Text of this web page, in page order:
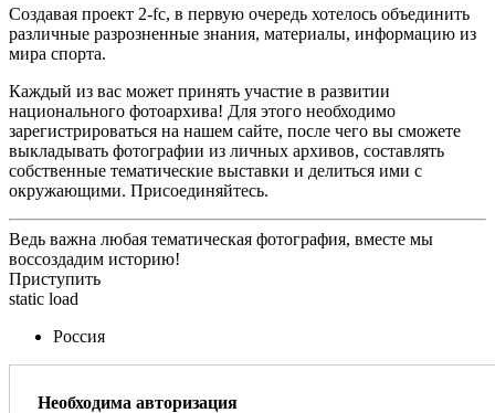
Создавая проект 2-fc, в первую очередь хотелось объединить
различные разрозненные знания, материалы, информацию из
мира спорта.
Каждый из вас может принять участие в развитии
национального фотоархива! Для этого необходимо
зарегистрироваться на нашем сайте, после чего вы сможете
выкладывать фотографии из личных архивов, составлять
собственные тематические выставки и делиться ими с
окружающими. Присоединяйтесь.
Ведь важна любая тематическая фотография, вместе мы
воссоздадим историю!
Приступить
static load
Россия
Необходима авторизация